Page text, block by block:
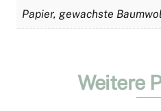
Papier, gewachste
Weitere